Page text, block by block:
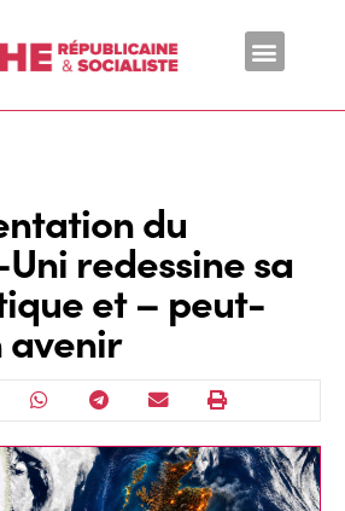
du
redessine sa
et – peut-
avenir